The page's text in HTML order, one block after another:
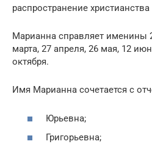
распространение
Марианна справляет именины
марта, 27 апреля, 26 мая, 12
октября.
Имя Марианна сочетается с
Юрьевна;
Григорьевна;